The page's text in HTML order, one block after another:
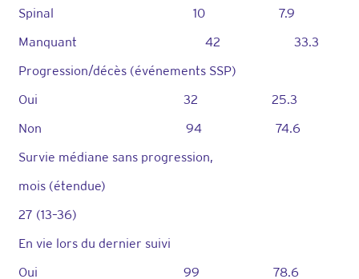
Spinal 10 7.9
Manquant 42 33.3
Progression/décès (événements SSP)
Oui 32 25.3
Non 94 74.6
Survie médiane sans progression,
mois (étendue)
27 (13–36)
En vie lors du dernier suivi
Oui 99 78.6